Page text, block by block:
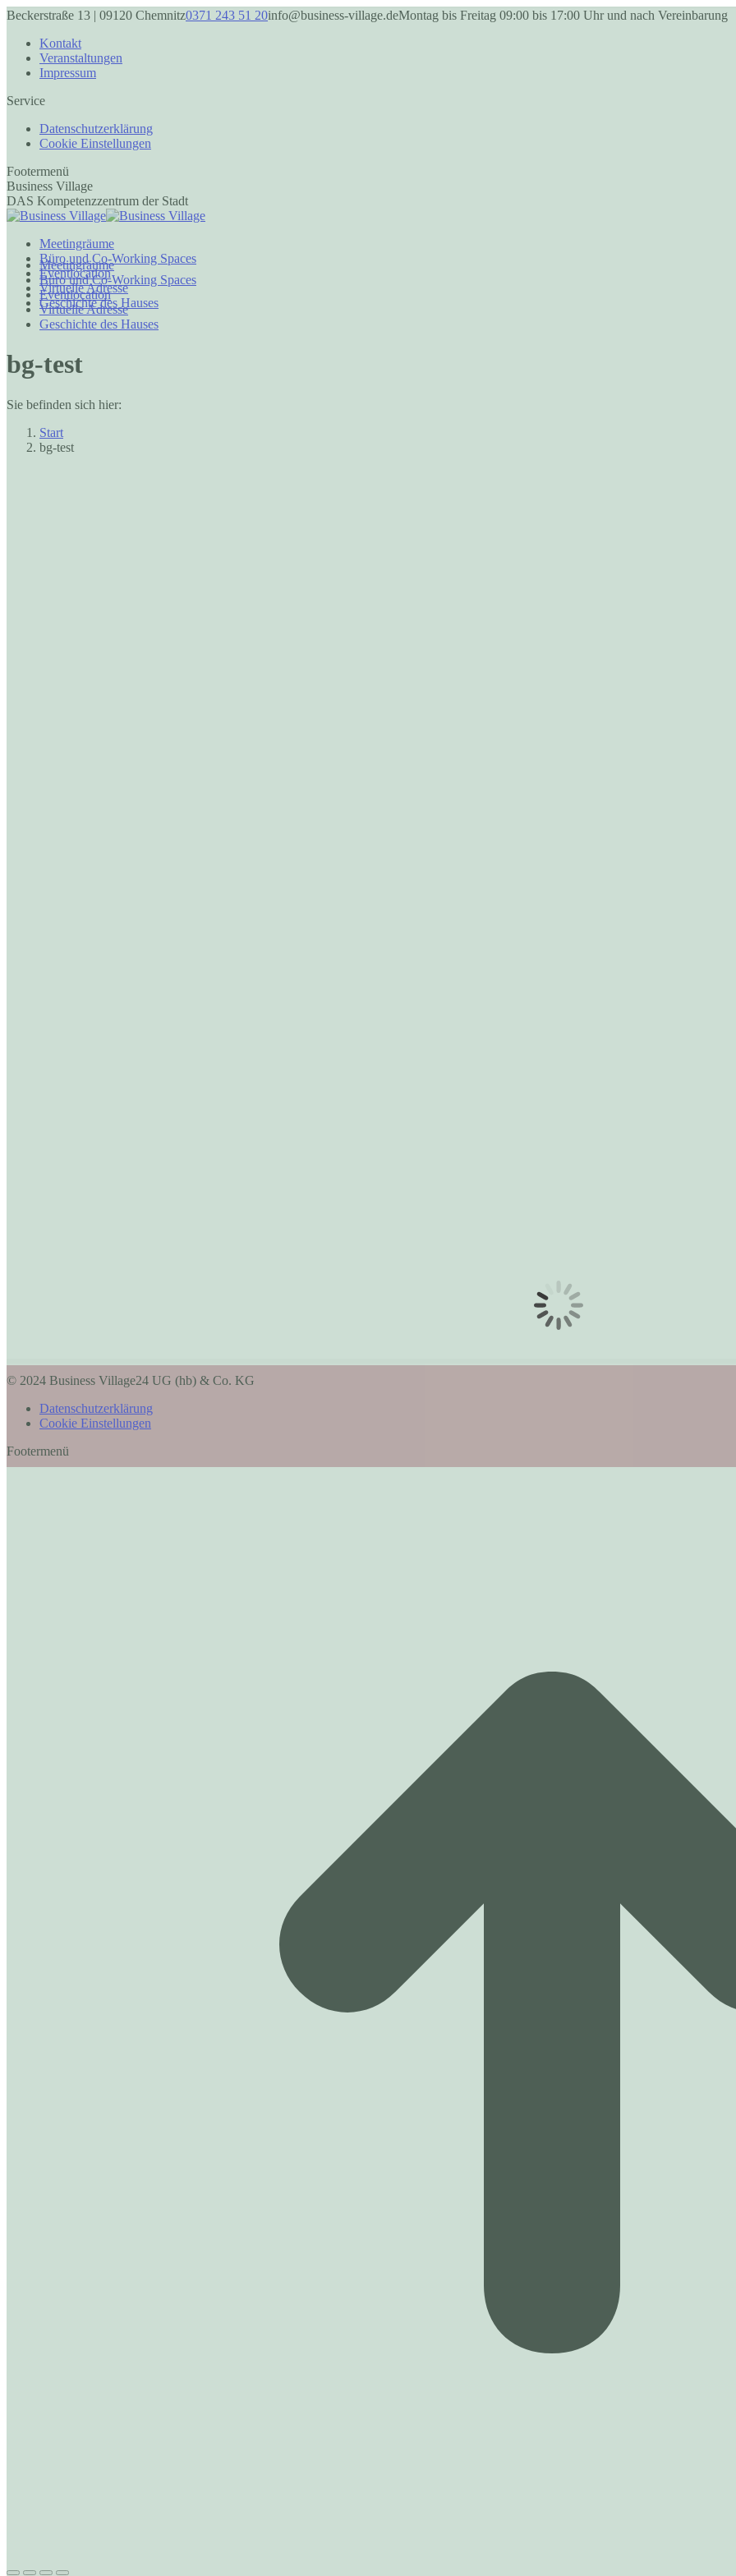
Zum
springen
Beckerstraße 13 | 09120 Chemnitz0371 243 51 20info@business-village.deMontag bis Freitag 09:00 bis 17:00 Uhr und nach Vereinbarung
Kontakt
Veranstaltungen
Impressum
Service
Datenschutzerklärung
Cookie Einstellungen
Footermenü
Business Village
DAS Kompetenzzentrum der Stadt
Meetingräume
Büro und Co-Working Spaces
Eventlocation
Virtuelle Adresse
Geschichte des Hauses
Facebook
opens
in
window
Instagram
opens
in
window
Meetingräume
Büro und Co-Working Spaces
Eventlocation
Virtuelle Adresse
Geschichte des Hauses
bg-test
Sie befinden sich hier:
Start
bg-test
© 2024 Business Village24 UG (hb) & Co. KG
Datenschutzerklärung
Cookie Einstellungen
Footermenü